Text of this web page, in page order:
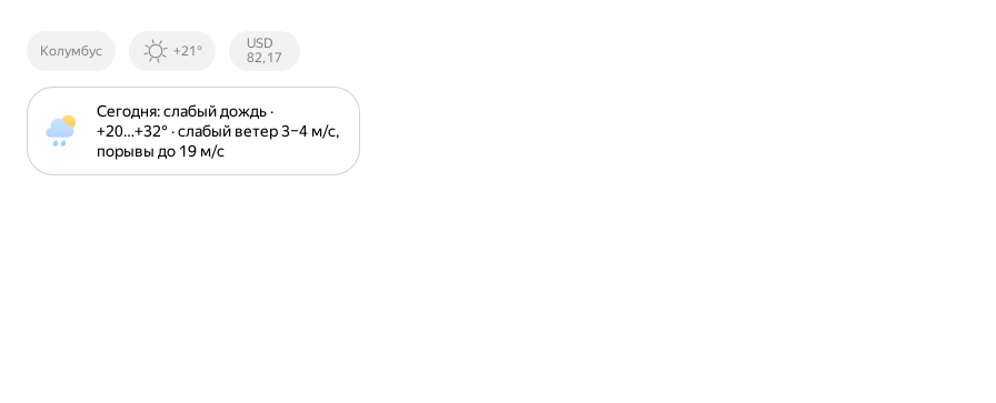
Колумбус +21°
Курсы ЦБ
РФ
USD
82,17
Сегодня: слабый дождь ·
+20⁠…⁠+32⁠° · слабый ветер 3⁠–⁠4 м⁠/⁠с,
порывы до 19 м⁠/⁠с